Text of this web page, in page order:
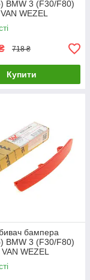
BMW 3 (F30/F80)
WEZEL
718 ₴
Купити
бампера
BMW 3 (F30/F80)
WEZEL